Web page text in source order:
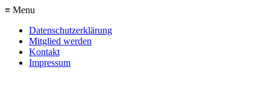
≡ Menu
Datenschutzerklärung
Mitglied werden
Kontakt
Impressum